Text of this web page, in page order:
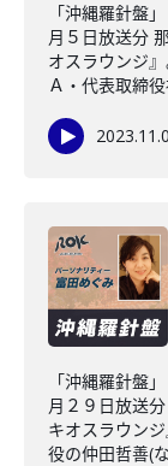
「沖縄羅針盤
月５日放送分
オスラウンジ
Ａ・代表取締役
「沖縄羅針盤
月２９日放送
キオスラウン
役の仲田哲善(